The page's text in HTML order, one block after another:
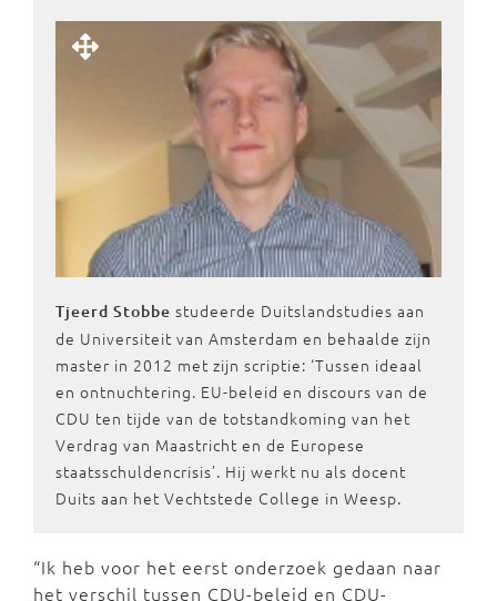
Tjeerd Stobbe studeerde Duitslandstudies aan
de Universiteit van Amsterdam en behaalde zijn
master in 2012 met zijn scriptie: ‘Tussen ideaal
en ontnuchtering. EU-beleid en discours van de
CDU ten tijde van de totstandkoming van het
Verdrag van Maastricht en de Europese
staatsschuldencrisis’. Hij werkt nu als docent
Duits aan het Vechtstede College in Weesp.
“Ik heb voor het eerst onderzoek gedaan naar
het verschil tussen CDU-beleid en CDU-